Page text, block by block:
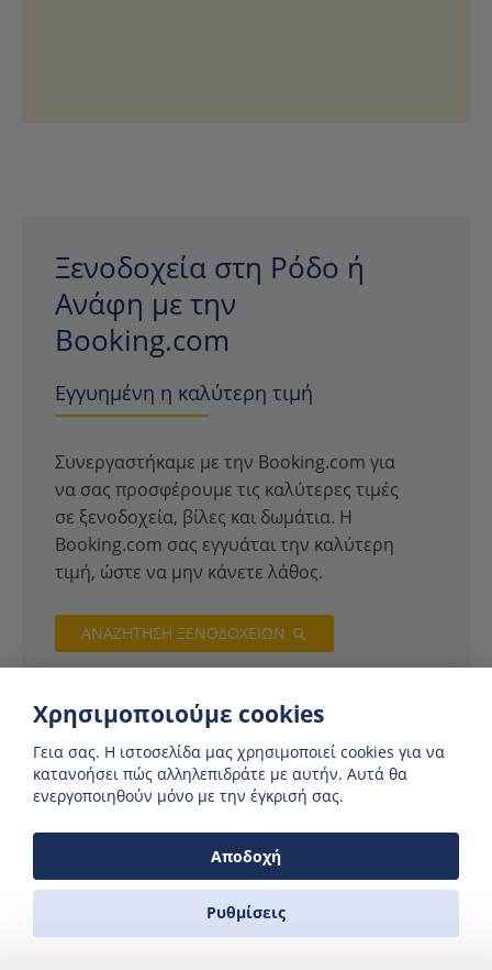
Ξενοδοχεία στη Ρόδο ή
Ανάφη με την
Booking.com
Εγγυημένη η καλύτερη τιμή
Συνεργαστήκαμε με την Booking.com για
να σας προσφέρουμε τις καλύτερες τιμές
σε ξενοδοχεία, βίλες και δωμάτια. Η
Booking.com σας εγγυάται την καλύτερη
τιμή, ώστε να μην κάνετε λάθος.
ΑΝΑΖΗΤΗΣΗ ΞΕΝΟΔΟΧΕΙΩΝ
Χρησιμοποιούμε cookies
Γεια σας. H ιστοσελίδα μας χρησιμοποιεί cookies για να
κατανοήσει πώς αλληλεπιδράτε με αυτήν. Αυτά θα
ενεργοποιηθούν μόνο με την έγκρισή σας.
Αποδοχή
Ρυθμίσεις